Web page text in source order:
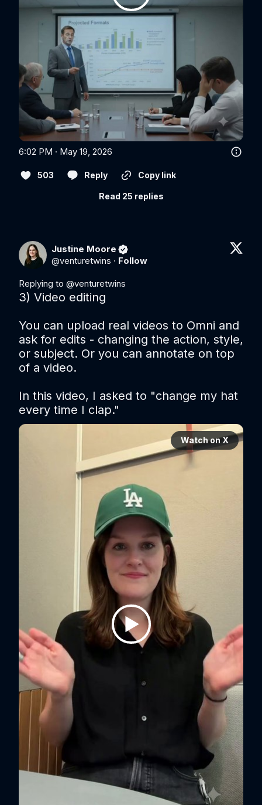
6:02 PM · May 19, 2026
503 Reply Copy link
Read 25 replies
Justine Moore
@venturetwins · Follow
Replying to @venturetwins
3) Video editing
You can upload real videos to Omni and
ask for edits - changing the action, style,
or subject. Or you can annotate on top
of a video.
In this video, I asked to "change my hat
every time I clap."
Watch on X